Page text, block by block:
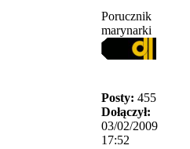
Porucznik
marynarki
Posty: 455
Dołączył:
03/02/2009
17:52